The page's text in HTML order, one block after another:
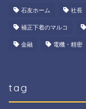
石友ホーム 社長
補正下着のマルコ
金融 電機・精密
tag